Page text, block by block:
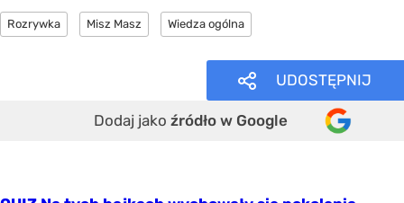
Rozrywka Misz Masz Wiedza ogólna
UDOSTĘPNIJ
Dodaj jako źródło w Google